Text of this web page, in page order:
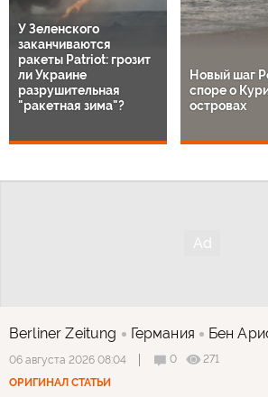
У Зеленского
заканчиваются
ракеты Patriot: грозит
ли Украине
разрушительная
"ракетная зима"?
Новый шаг
споре о
островах
Berliner Zeitung Германия Бен
06 августа 2026 08:04 0
271
ОРИГИНАЛ СТАТЬИ